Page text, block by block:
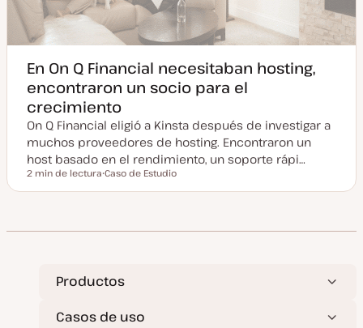
En On Q Financial necesitaban hosting,
encontraron un socio para el
crecimiento
On Q Financial eligió a Kinsta después de investigar a
muchos proveedores de hosting. Encontraron un
host basado en el rendimiento, un soporte rápi…
Tiempo de lectura
2 min de lectura
i
e
t
Caso de Estudio
Productos
Casos de uso